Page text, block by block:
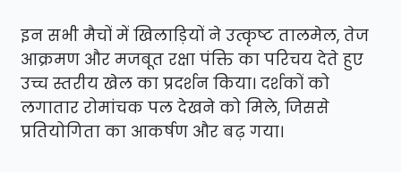
इन सभी मैचों में खिलाड़ियों ने उत्कृष्ट तालमेल, तेज
आक्रमण और मजबूत रक्षा पंक्ति का परिचय देते हुए
उच्च स्तरीय खेल का प्रदर्शन किया। दर्शकों को
लगातार रोमांचक पल देखने को मिले, जिससे
प्रतियोगिता का आकर्षण और बढ़ गया।